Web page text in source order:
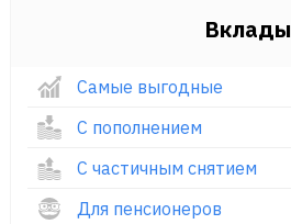
Вклады
Самые выгодные
С пополнением
С частичным снятием
Для пенсионеров